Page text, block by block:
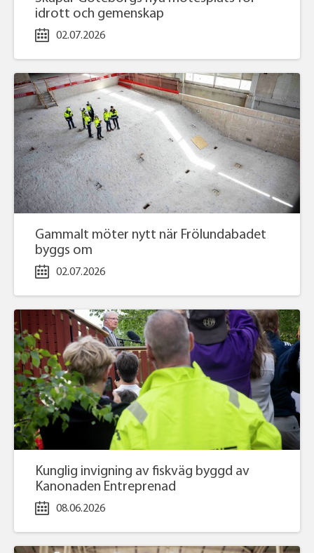
Skapar Göteborgs nya
mötesplats för idrott
och gemenskap
Läs mer
idrott och gemenskap
02.07.2026
Gammalt möter nytt när Frölundabadet
byggs om
02.07.2026
Kunglig invigning av fiskväg byggd av
Kanonaden Entreprenad
08.06.2026